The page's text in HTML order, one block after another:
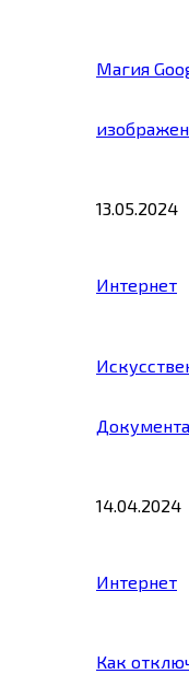
Магия
13.05.2024
Интернет
14.04.2024
Интернет
Как